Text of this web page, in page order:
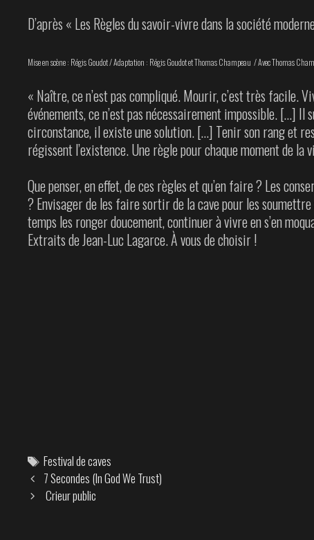
D’après « Les Règles du savoir-vivre dans la société
Mise en scène : Régis Goudot / Adaptation : Régis Goudot et Thomas Champeau / Avec Thomas
« Naître, ce n’est pas compliqué. Mourir, c’est très facile.
événements, ce n’est pas nécessairement impossible. […] Il
circonstance, il existe une solution. […] Tenir son rang et
régissent l’existence. Une règle pour chaque moment de la
Que penser, en effet, de ces règles et qu’en faire ? Les
? Envisager de les faire sortir de la cave pour les
temps les ronger doucement, continuer à vivre en s’en
Extraits de Jean-Luc Lagarce. À vous de choisir !
Tags
Festival de caves
Post
navigation
7 Secondes (In God We Trust)
Crieur public